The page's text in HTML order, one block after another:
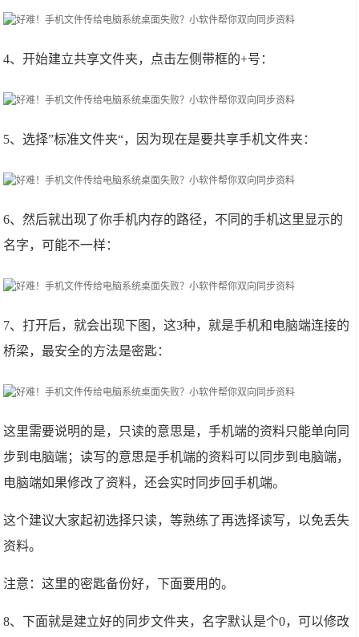
4、开始建立共享文件夹，点击左侧带框的+号：
5、选择”标准文件夹“，因为现在是要共享手机文件夹：
6、然后就出现了你手机内存的路径，不同的手机这里显示的
名字，可能不一样：
7、打开后，就会出现下图，这3种，就是手机和电脑端连接的
桥梁，最安全的方法是密匙：
这里需要说明的是，只读的意思是，手机端的资料只能单向同
步到电脑端；读写的意思是手机端的资料可以同步到电脑端，
电脑端如果修改了资料，还会实时同步回手机端。
这个建议大家起初选择只读，等熟练了再选择读写，以免丢失
资料。
注意：这里的密匙备份好，下面要用的。
8、下面就是建立好的同步文件夹，名字默认是个0，可以修改